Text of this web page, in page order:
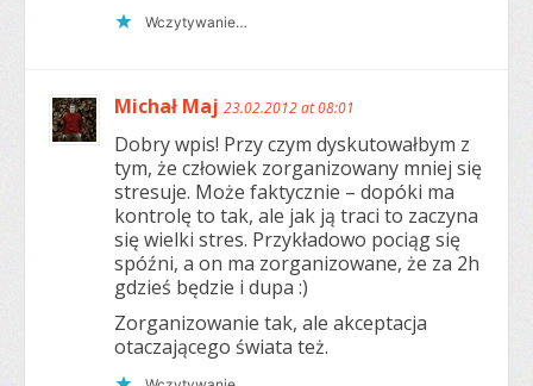
Wczytywanie…
Michał Maj 23.02.2012 at 08:01
Dobry wpis! Przy czym dyskutowałbym z
tym, że człowiek zorganizowany mniej się
stresuje. Może faktycznie – dopóki ma
kontrolę to tak, ale jak ją traci to zaczyna
się wielki stres. Przykładowo pociąg się
spóźni, a on ma zorganizowane, że za 2h
gdzieś będzie i dupa :)
Zorganizowanie tak, ale akceptacja
otaczającego świata też.